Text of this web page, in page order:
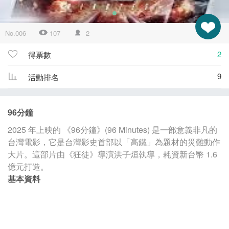
No.006 107 2
得票數 2
活動排名 9
96分鐘
2025 年上映的 《96分鐘》(96 Minutes) 是一部意義非凡的
台灣電影，它是台灣影史首部以「高鐵」為題材的災難動作
大片。這部片由《狂徒》導演洪子烜執導，耗資新台幣 1.6
億元打造。
基本資料